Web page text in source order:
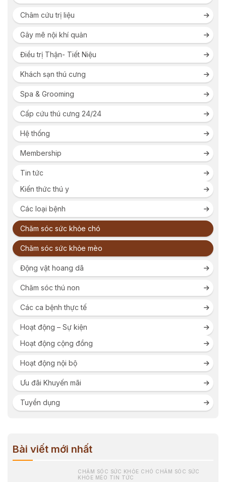
Châm cứu trị liệu
Gây mê nội khí quản
Điều trị Thận- Tiết Niệu
Khách sạn thú cưng
Spa & Grooming
Cấp cứu thú cưng 24/24
Hệ thống
Membership
Tin tức
Kiến thức thú y
Các loại bệnh
Chăm sóc sức khỏe chó
Chăm sóc sức khỏe mèo
Động vật hoang dã
Chăm sóc thú non
Các ca bệnh thực tế
Hoạt động – Sự kiện
Hoạt động cộng đồng
Hoạt động nội bộ
Ưu đãi Khuyến mãi
Tuyển dụng
Bài viết mới nhất
CHĂM SÓC SỨC KHỎE CHÓ CHĂM SÓC SỨC
KHỎE MÈO TIN TỨC